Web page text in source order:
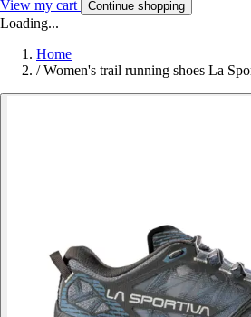
View my cart Continue shopping
Loading...
Home
/ Women's trail running shoes La